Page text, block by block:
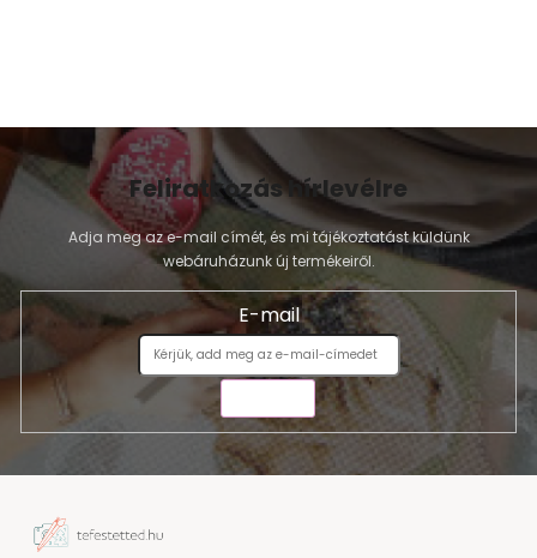
Feliratkozás hírlevélre
Adja meg az e-mail címét, és mi tájékoztatást küldünk
webáruházunk új termékeiről.
E-mail